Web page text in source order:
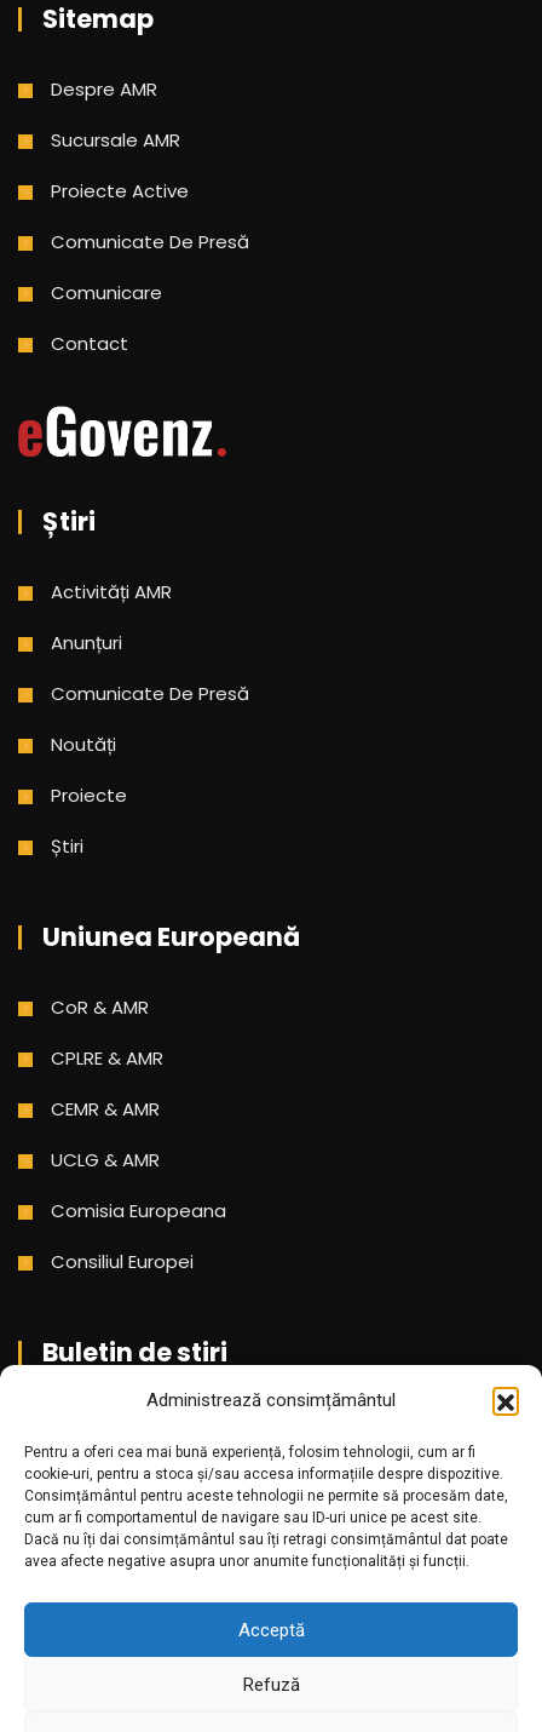
Administrează consimțământul
Pentru a oferi cea mai bună experiență, folosim tehnologii, cum ar fi
cookie-uri, pentru a stoca și/sau accesa informațiile despre dispozitive.
Consimțământul pentru aceste tehnologii ne permite să procesăm date,
cum ar fi comportamentul de navigare sau ID-uri unice pe acest site.
Dacă nu îți dai consimțământul sau îți retragi consimțământul dat poate
avea afecte negative asupra unor anumite funcționalități și funcții.
Acceptă
Refuză
Sitemap
Despre AMR
Sucursale AMR
Proiecte Active
Comunicate De Presă
Comunicare
Contact
Știri
Activități AMR
Anunțuri
Comunicate De Presă
Noutăți
Proiecte
Știri
Uniunea Europeană
CoR & AMR
CPLRE & AMR
CEMR & AMR
UCLG & AMR
Comisia Europeana
Consiliul Europei
Buletin de stiri
Aboneaza-te pentru a primi cele mai noi stiri din partea
noastra!